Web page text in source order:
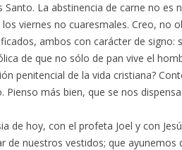
Santo. La abstinencia de carne no
viernes no cuaresmales. Creo, no
ambos con carácter de signo:
de que no sólo de pan vive el
penitencial de la vida cristiana?
Pienso más bien, que se nos
de hoy, con el profeta Joel y con
de nuestros vestidos; que